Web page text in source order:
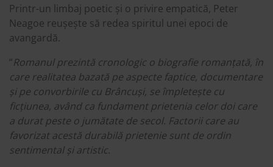
Printr-un limbaj poetic și o privire empatică, Peter
Neagoe reușește să redea spiritul unei epoci de
avangardă.
“Romanul prezintă cronologic o biografie romanțată, în
care realitatea bazată pe aspecte faptice, documentare
și pe convorbirile cu Brâncuși, se împletește cu
ficțiunea, având ca fundament prietenia celor doi care
a durat peste o jumătate de secol. Factorii care au
favorizat acestă durabilă prietenie sunt de ordin
sentimental și artistic.